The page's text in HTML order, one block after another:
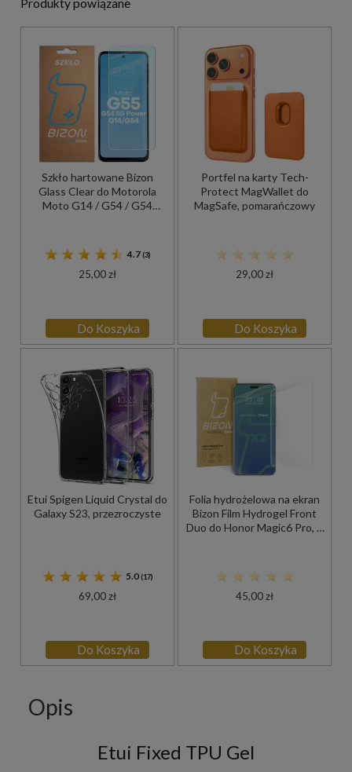
Produkty powiązane
Szkło hartowane Bizon
Glass Clear do Motorola
Moto G14 / G54 / G54
4.7 (3)
25,00 zł
Do Koszyka
Portfel na karty Tech-
Protect MagWallet do
MagSafe, pomarańczowy
29,00 zł
Do Koszyka
Etui Spigen Liquid Crystal do
Galaxy S23, przezroczyste
5.0 (17)
69,00 zł
Do Koszyka
Folia hydrożelowa na ekran
Bizon Film Hydrogel Front
Duo do Honor Magic6 Pro, 2
45,00 zł
Do Koszyka
Opis
Etui Fixed TPU Gel